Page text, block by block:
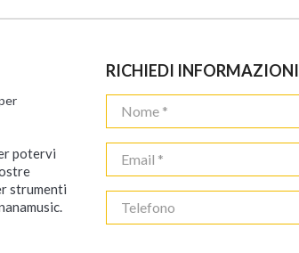
potervi
strumenti
RICHIEDI INFORMAZIONI